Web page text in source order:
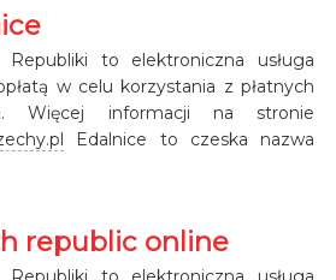
to elektroniczna usługa
w celu korzystania z płatnych
Więcej informacji na stronie
Edalnice to czeska nazwa
republic online